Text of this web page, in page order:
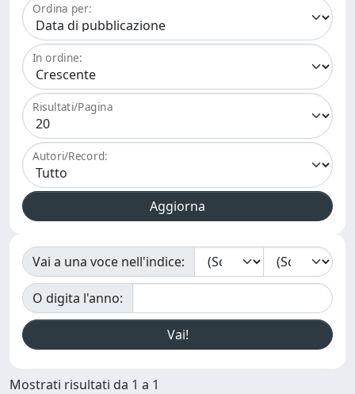
Ordina per:
In ordine:
Risultati/Pagina
Autori/Record:
Vai a una voce nell'indice:
O digita l'anno:
Mostrati risultati da 1 a 1